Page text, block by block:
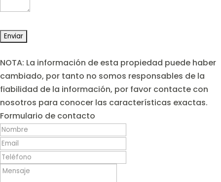
NOTA: La información de esta propiedad puede haber
cambiado, por tanto no somos responsables de la
fiabilidad de la información, por favor contacte con
nosotros para conocer las características exactas.
Formulario de contacto